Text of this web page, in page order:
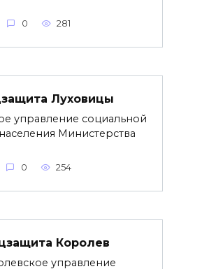
0 281
Луховицы
управление социальной
Министерства
0 254
Королев
управление